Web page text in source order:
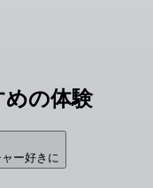
の体験
ー好きに